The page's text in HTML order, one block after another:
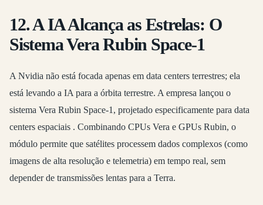
12. A IA Alcança as Estrelas: O
Sistema Vera Rubin Space-1
A Nvidia não está focada apenas em data centers terrestres; ela
está levando a IA para a órbita terrestre. A empresa lançou o
sistema Vera Rubin Space-1, projetado especificamente para data
centers espaciais . Combinando CPUs Vera e GPUs Rubin, o
módulo permite que satélites processem dados complexos (como
imagens de alta resolução e telemetria) em tempo real, sem
depender de transmissões lentas para a Terra.